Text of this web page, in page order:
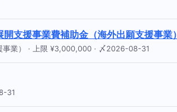
支援事業費補助金（海外出願支援事業）
事業） · 上限 ¥3,000,000 · 〆2026-08-31
31